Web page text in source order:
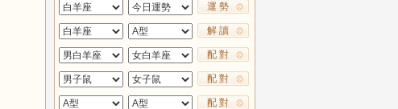
運 勢
解 讀
配 對
配 對
配 對